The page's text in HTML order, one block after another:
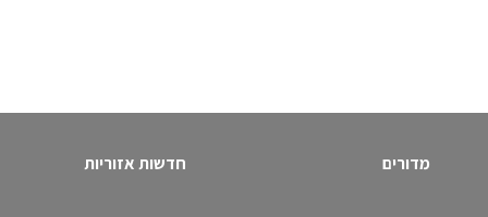
מדורים חדשות אזוריות